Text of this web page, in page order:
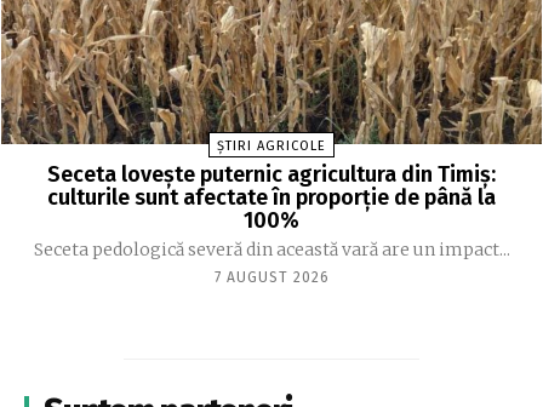
ȘTIRI AGRICOLE
Seceta lovește puternic agricultura din Timiș:
culturile sunt afectate în proporție de până la
100%
Seceta pedologică severă din această vară are un impact...
7 AUGUST 2026